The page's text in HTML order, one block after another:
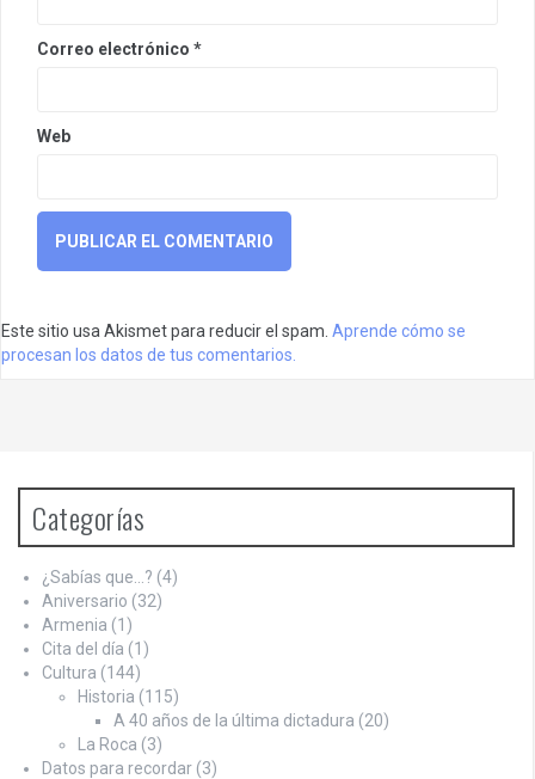
Correo electrónico *
Web
Este sitio usa Akismet para reducir el spam. Aprende cómo se
procesan los datos de tus comentarios.
Categorías
¿Sabías que…? (4)
Aniversario (32)
Armenia (1)
Cita del día (1)
Cultura (144)
Historia (115)
A 40 años de la última dictadura (20)
La Roca (3)
Datos para recordar (3)